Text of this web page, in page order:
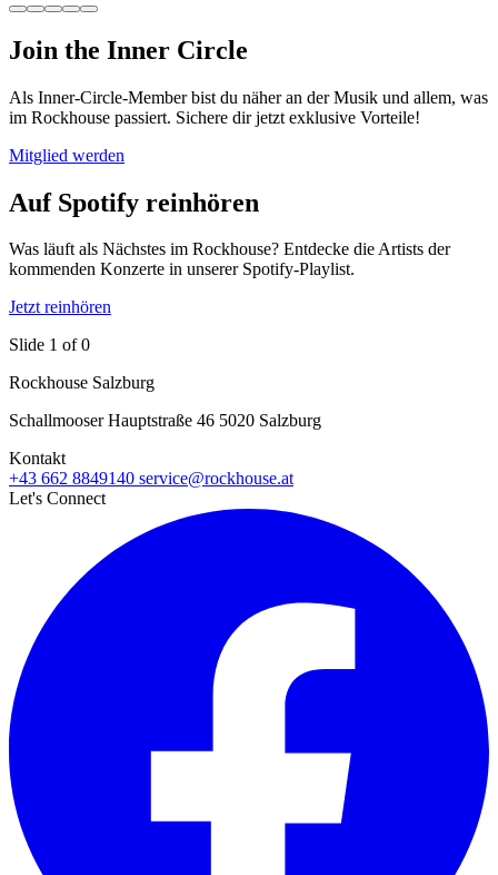
Join the Inner Circle
Als Inner-Circle-Member bist du näher an der Musik und allem, was
im Rockhouse passiert. Sichere dir jetzt exklusive Vorteile!
Mitglied werden
Auf Spotify reinhören
Was läuft als Nächstes im Rockhouse? Entdecke die Artists der
kommenden Konzerte in unserer Spotify-Playlist.
Jetzt reinhören
Slide 1 of 0
Rockhouse Salzburg
Schallmooser Hauptstraße 46 5020 Salzburg
Kontakt
+43 662 8849140 service@rockhouse.at
Let's Connect